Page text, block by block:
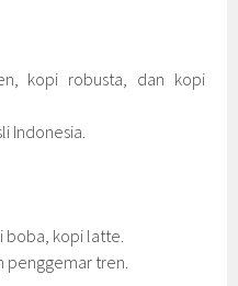
kopi robusta, dan kopi
Indonesia.
boba, kopi latte.
penggemar tren.